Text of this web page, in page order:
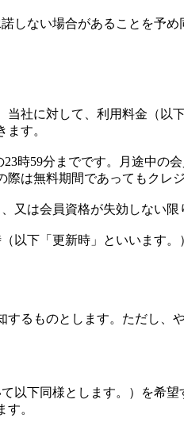
しない場合があることを予
社に対して、利用料金（
す。
時59分までです。月途中
は無料期間であってもクレ
は会員資格が失効しない
以下「更新時」といいます
るものとします。ただし、
以下同様とします。）を希
。